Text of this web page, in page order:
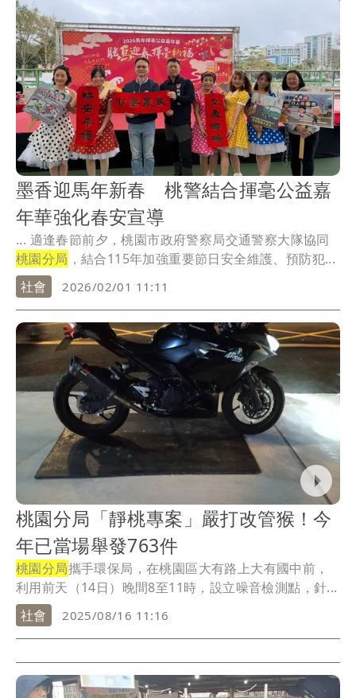
墨香迎馬年新春 桃警結合揮毫公益嘉
年華強化春安宣導
... 適逢春節前夕，桃園市政府警察局交通警察大隊協同
桃園分局 ，結合115年加強重要節日安全維護、預防犯...
社會
2026/02/01 11:11
桃園分局「靜桃專案」嚴打改管猴！今
年已當場舉發763件
桃園分局攜手環保局，在桃園區大有路上大有國中前，
利用前天（14日）晚間8至11時，設立噪音檢測點，針...
社會
2025/08/16 11:16